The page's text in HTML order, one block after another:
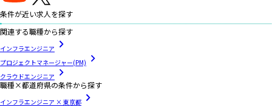
条件が近い求人を探す
関連する職種から探す
インフラエンジニア
プロジェクトマネージャー(PM)
クラウドエンジニア
職種×都道府県の条件から探す
インフラエンジニア × 東京都